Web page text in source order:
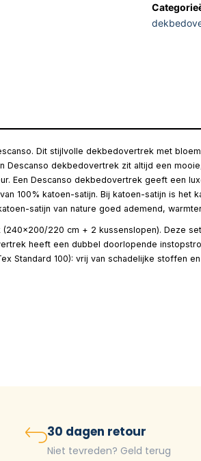
Dit stijlvolle dekbedovertrek met
Descanso dekbedovertrek zit altijd een
Een Descanso dekbedovertrek geeft een
100% katoen-satijn. Bij katoen-satijn is
satijn van nature goed ademend,
220 cm + 2 kussenslopen). Deze
heeft een dubbel doorlopende
Standard 100): vrij van schadelijke stoffen
30 dagen retour
Niet tevreden? Geld terug